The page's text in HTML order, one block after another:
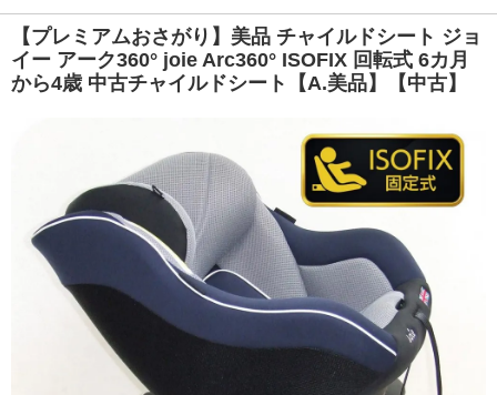
【プレミアムおさがり】美品 チャイルドシート ジョ
イー アーク360° joie Arc360° ISOFIX 回転式 6カ月
から4歳 中古チャイルドシート【A.美品】【中古】